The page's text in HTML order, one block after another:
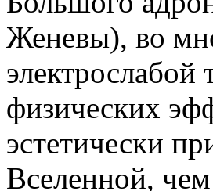
Женевы), во
физических
эстетически
Вселенной,